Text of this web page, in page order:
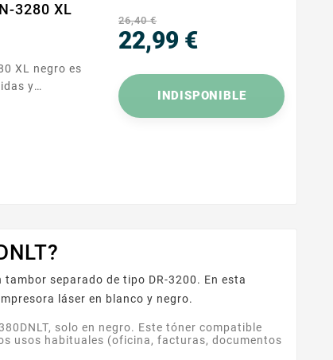
3280 XL
y
26,40 €
22,99 €
INDISPONIBLE
separado de tipo DR-3200. En esta
láser en blanco y negro.
solo en negro. Este tóner compatible
usos habituales (oficina, facturas, documentos